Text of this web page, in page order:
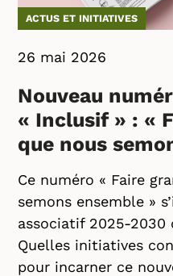
ACTUS ET INITIATIVES
26 mai 2026
Nouveau
« Inclusif » : «
que nous
Ce numéro « Faire
semons ensemble »
associatif 2025-2030
Quelles initiatives
pour incarner ce